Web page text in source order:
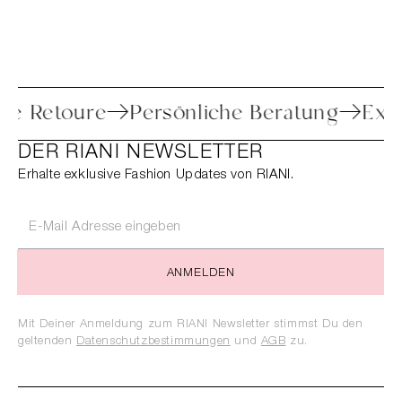
Retoure Persönliche Beratung
DER RIANI NEWSLETTER
Erhalte exklusive Fashion Updates von RIANI.
ANMELDEN
Mit Deiner Anmeldung zum RIANI Newsletter stimmst Du den
geltenden Datenschutzbestimmungen und AGB zu.